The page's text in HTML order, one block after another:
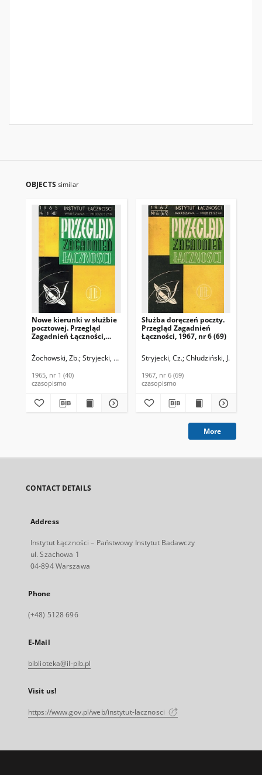
OBJECTS similar
Nowe kierunki w służbie
pocztowej. Przegląd
Zagadnień Łączności,
Żochowski, Zb. Stryjecki, Cz.
1965, nr 1 (40)
czasopismo
Służba doręczeń poczty.
Przegląd Zagadnień
Łączności, 1967, nr 6 (69)
Stryjecki, Cz. Chłudziński, J.
1967, nr 6 (69)
czasopismo
More
CONTACT DETAILS
Address
Instytut Łączności – Państwowy Instytut Badawczy
ul. Szachowa 1
04-894 Warszawa
Phone
(+48) 5128 696
E-Mail
biblioteka@il-pib.pl
Visit us!
https://www.gov.pl/web/instytut-lacznosci